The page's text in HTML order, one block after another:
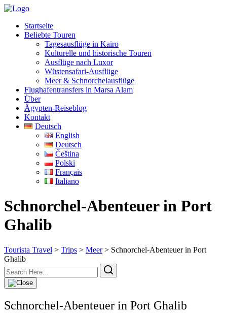
Startseite
Beliebte Touren
Tagesausflüge in Kairo
Kulturelle und historische Touren
Ausflüge nach Luxor
Wüstensafari-Ausflüge
Meer & Schnorchelausflüge
Flughafentransfers in Marsa Alam
Über
Ägypten-Reiseblog
Kontakt
Deutsch
English
Deutsch
Čeština
Polski
Français
Italiano
Schnorchel-Abenteuer in Port
Ghalib
Tourista Travel > Trips > Meer> Schnorchel-Abenteuer in Port
Ghalib
Schnorchel-Abenteuer in Port Ghalib